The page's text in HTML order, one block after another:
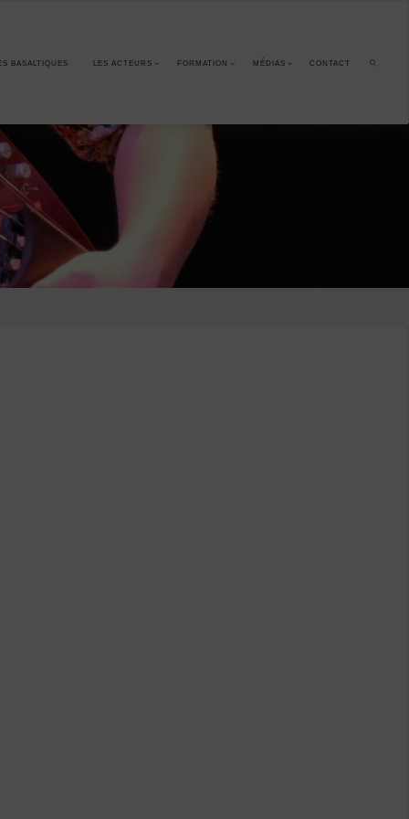
BASALTIQUES LES ACTEURS FORMATION MÉDIAS CONTACT